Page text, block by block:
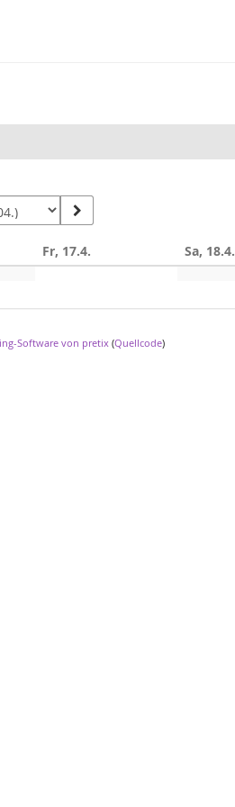
Fr, 17.4. Sa, 18.4.
Software von pretix(Quellcode)